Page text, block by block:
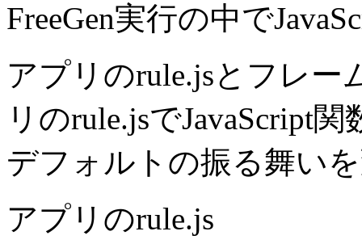
FreeGen実行の中で
アプリのrule.jsとフレー
リのrule.jsでJavaScript
デフォルトの振る舞い
アプリのrule.js